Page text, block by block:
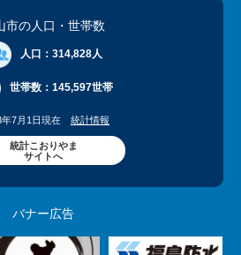
市の人口 ・世帯数
人口： 314,828人
世帯数： 145,597世帯
7月1日現在 統計情報
統計こおりやま
サイトへ
バナー広告